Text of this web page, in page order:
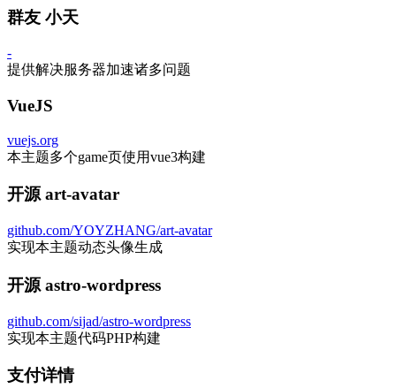
群友 小天
-
提供解决服务器加速诸多问题
VueJS
vuejs.org
本主题多个game页使用vue3构建
开源 art-avatar
github.com/YOYZHANG/art-avatar
实现本主题动态头像生成
开源 astro-wordpress
github.com/sijad/astro-wordpress
实现本主题代码PHP构建
支付详情